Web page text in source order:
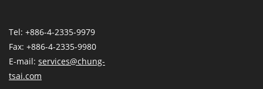
Tel: +886-4-2335-9979
Fax: +886-4-2335-9980
E-mail: services@chung-
tsai.com